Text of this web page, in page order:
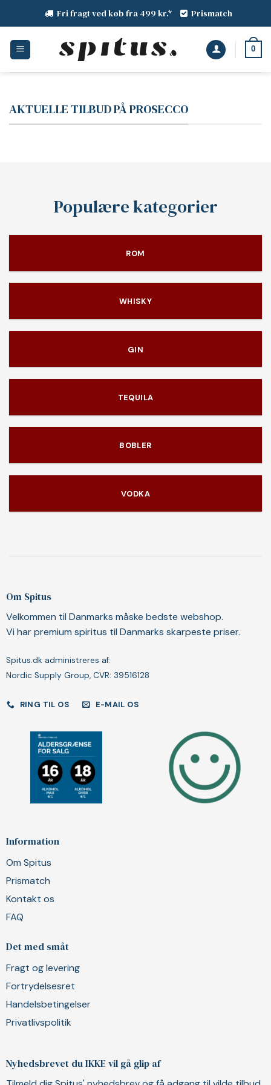
indhold
Fri fragt ved køb fra 499 kr.* Prismatch
0
AKTUELLE TILBUD PÅ PROSECCO
Populære kategorier
ROM
WHISKY
GIN
TEQUILA
BOBLER
VODKA
Om Spitus
Velkommen til Danmarks måske bedste webshop.
Vi har premium spiritus til Danmarks skarpeste priser.
Spitus.dk administreres af:
Nordic Supply Group, CVR: 39516128
RING TIL OS E-MAIL OS
Information
Om Spitus
Prismatch
Kontakt os
FAQ
Det med småt
Fragt og levering
Fortrydelsesret
Handelsbetingelser
Privatlivspolitik
Nyhedsbrevet du IKKE vil gå glip af